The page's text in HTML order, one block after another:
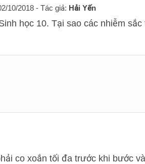
10/2018 - Tác giả: Hải Yến
học 10. Tại sao các nhiễm
co xoắn tối đa trước khi bước